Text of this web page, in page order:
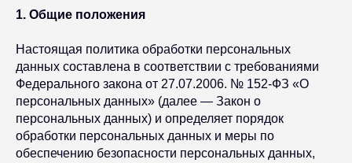
1. Общие положения
Настоящая политика обработки персональных
данных составлена в соответствии с требованиями
Федерального закона от 27.07.2006. № 152-ФЗ «О
персональных данных» (далее — Закон о
персональных данных) и определяет порядок
обработки персональных данных и меры по
обеспечению безопасности персональных данных,